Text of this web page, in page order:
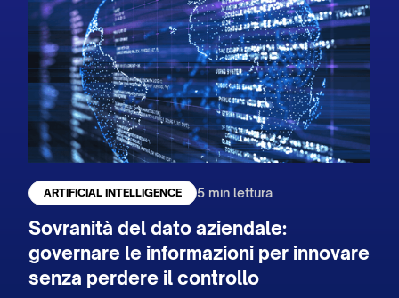
ARTIFICIAL INTELLIGENCE 5 min lettura
Sovranità del dato aziendale:
governare le informazioni per innovare
senza perdere il controllo